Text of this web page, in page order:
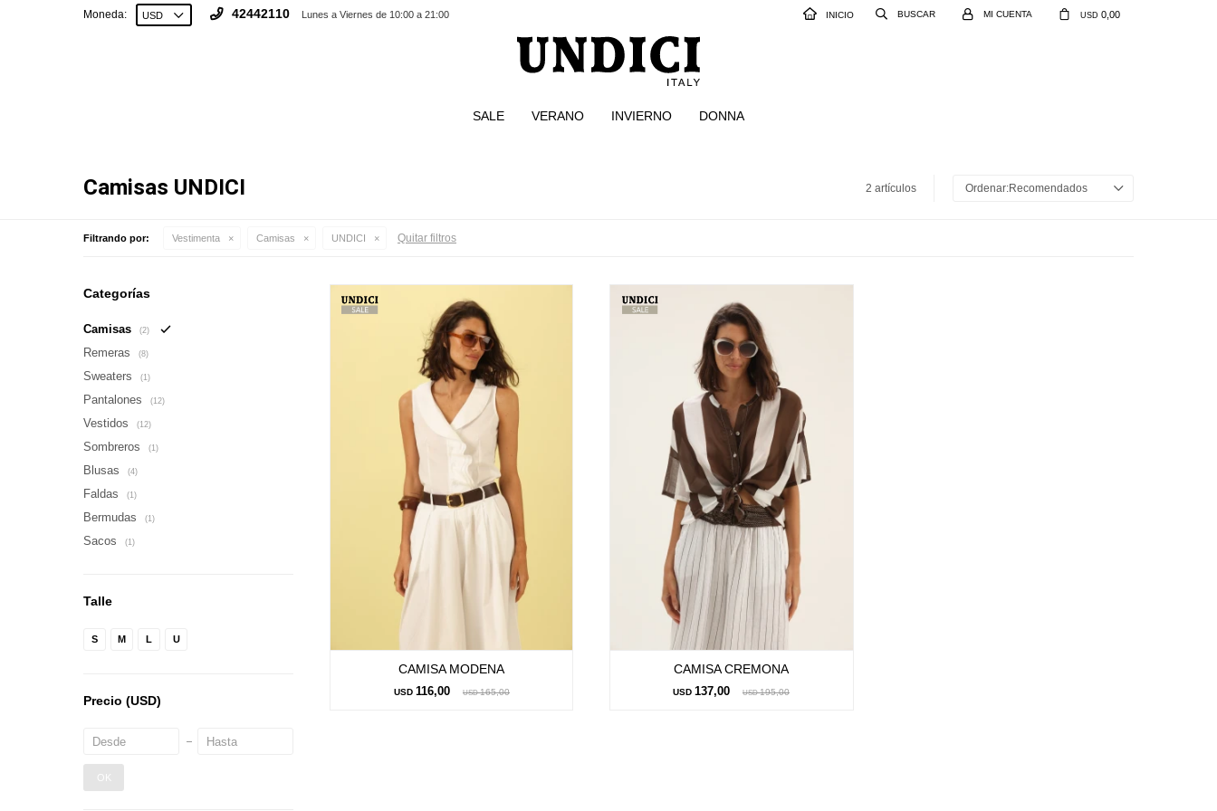
SALE VERANO INVIERNO DONNA
INICIO USD 0,00
42442110 Lunes a Viernes de 10:00 a 21:00
Moneda:
Camisas UNDICI 2 artículos Recomendados
Filtrando por: Vestimenta Camisas UNDICI Quitar filtros
CAMISA MODENA
USD 116,00 USD 165,00
CAMISA CREMONA
USD 137,00 USD 195,00
Categorías
Camisas (2)
Remeras (8)
Sweaters (1)
Pantalones (12)
Vestidos (12)
Sombreros (1)
Blusas (4)
Faldas (1)
Bermudas (1)
Sacos (1)
Talle
S M L U
Precio (USD)
OK